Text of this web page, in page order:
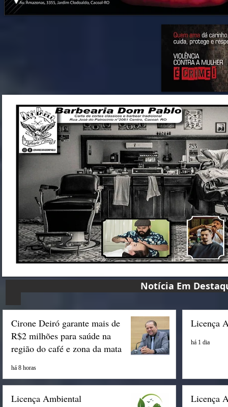
Notícia Em
Cirone Deiró garante mais de
R$2 milhões para saúde na
região do café e zona da mata
há 8 horas
Licença
há 1 dia
Licença Ambiental Licença